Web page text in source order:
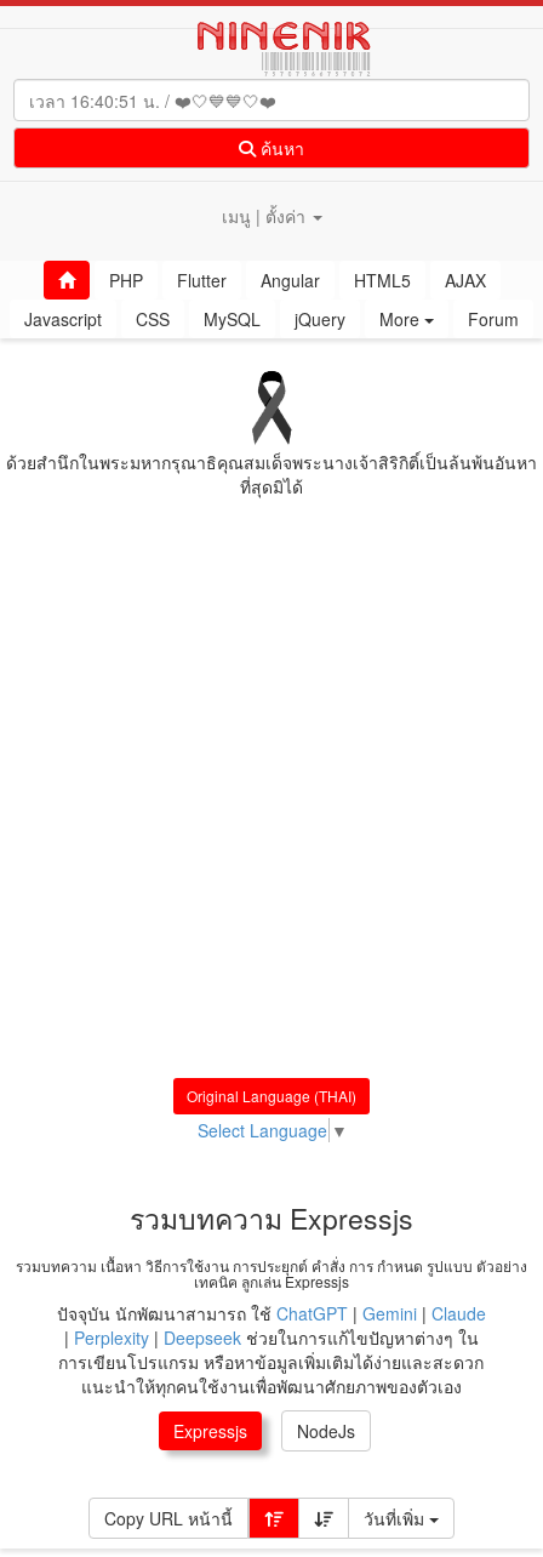
ค้นหา
เมนู | ตั้งค่า
PHP Flutter Angular HTML5
AJAX
Javascript
CSS MySQL jQuery More Forum
ด้วยสํานึกในพระมหากรุณาธิคุณสมเด็จพระนางเจ้าสิริกิติ์เป็นล้นพ้นอันหา
ที่สุดมิได้
Original Language (THAI)
Select Language ▼
รวมบทความ Expressjs
รวมบทความ เนื้อหา วิธีการใช้งาน การประยุกต์ คำสั่ง การ กำหนด รูปแบบ ตัวอย่าง
เทคนิค ลูกเล่น Expressjs
ปัจจุบัน นักพัฒนาสามารถ ใช้ ChatGPT| Gemini| Claude
| Perplexity| Deepseekช่วยในการแก้ไขปัญหาต่างๆ ใน
การเขียนโปรแกรม หรือหาข้อมูลเพิ่มเติมได้ง่ายและสะดวก
แนะนำให้ทุกคนใช้งานเพื่อพัฒนาศักยภาพของตัวเอง
Expressjs
NodeJs
Copy URL หน้านี้ วันที่เพิ่ม